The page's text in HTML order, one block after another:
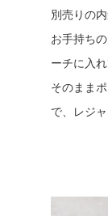
別売りの
お手持ち
ーチに入
そのまま
で、レジ